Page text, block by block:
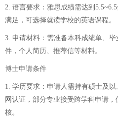
2. 语言要求：雅思成绩需达到
满足，可选择就读学校的英语课程。
3. 申请材料：需准备本科成绩单、
件，个人简历、推荐信等材料。
博士申请条件
1. 学历要求：申请人需持有硕士及
网认证，部分专业接受跨学科申请
核。